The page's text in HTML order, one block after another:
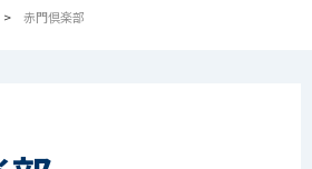
赤門倶楽部